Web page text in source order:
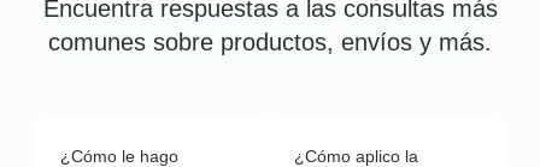
Encuentra respuestas a las consultas más
comunes sobre productos, envíos y más.
¿Cómo le hago
¿Cómo aplico la